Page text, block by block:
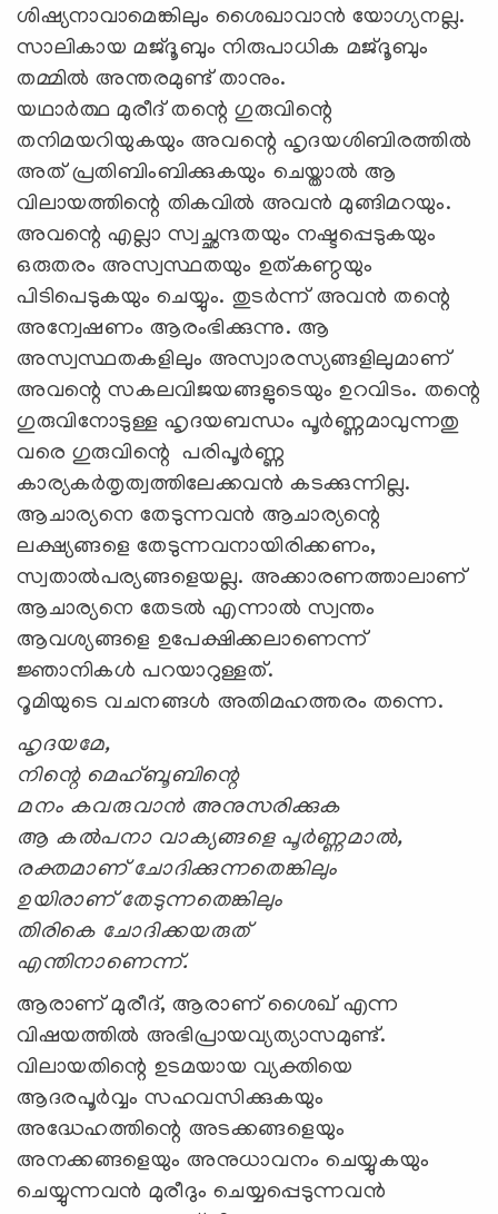
ശിഷ്യനാവാമെങ്കിലും ശൈഖാവാന്‍ യോഗ്യനല്ല.
സാലികായ മജ്ദൂബും നിരുപാധിക മജ്ദൂബും
തമ്മില്‍ അന്തരമുണ്ട് താനും.
യഥാര്‍ത്ഥ മുരീദ് തന്റെ ഗുരുവിന്റെ
തനിമയറിയുകയും അവന്റെ ഹൃദയശിബിരത്തില്‍
അത് പ്രതിബിംബിക്കുകയും ചെയ്താല്‍ ആ
വിലായത്തിന്റെ തികവില്‍ അവന്‍ മുങ്ങിമറയും.
അവന്റെ എല്ലാ സ്വച്ഛന്ദതയും നഷ്ടപ്പെടുകയും
ഒരുതരം അസ്വസ്ഥതയും ഉത്കണ്ഠയും
പിടിപെടുകയും ചെയ്യും. തുടര്‍ന്ന് അവന്‍ തന്റെ
അന്വേഷണം ആരംഭിക്കുന്നു. ആ
അസ്വസ്ഥതകളിലും അസ്വാരസ്യങ്ങളിലുമാണ്
അവന്റെ സകലവിജയങ്ങളുടെയും ഉറവിടം. തന്റെ
ഗുരുവിനോടുള്ള ഹൃദയബന്ധം പൂര്‍ണ്ണമാവുന്നതു
വരെ ഗുരുവിന്റെ പരിപൂര്‍ണ്ണ
കാര്യകര്‍തൃത്വത്തിലേക്കവന്‍ കടക്കുന്നില്ല.
ആചാര്യനെ തേടുന്നവന്‍ ആചാര്യന്റെ
ലക്ഷ്യങ്ങളെ തേടുന്നവനായിരിക്കണം,
സ്വതാല്‍പര്യങ്ങളെയല്ല. അക്കാരണത്താലാണ്
ആചാര്യനെ തേടല്‍ എന്നാല്‍ സ്വന്തം
ആവശ്യങ്ങളെ ഉപേക്ഷിക്കലാണെന്ന്
ജ്ഞാനികള്‍ പറയാറുള്ളത്.
റൂമിയുടെ വചനങ്ങള്‍ അതിമഹത്തരം തന്നെ.
ഹൃദയമേ,
നിന്റെ മെഹ്ബൂബിന്റെ
മനം കവരുവാന്‍ അനുസരിക്കുക
ആ കല്‍പനാ വാക്യങ്ങളെ പൂര്‍ണ്ണമാല്‍,
രക്തമാണ് ചോദിക്കുന്നതെങ്കിലും
ഉയിരാണ് തേടുന്നതെങ്കിലും
തിരികെ ചോദിക്കയരുത്
എന്തിനാണെന്ന്.
ആരാണ് മുരീദ്, ആരാണ് ശൈഖ് എന്ന
വിഷയത്തില്‍ അഭിപ്രായവ്യത്യാസമുണ്ട്.
വിലായതിന്റെ ഉടമയായ വ്യക്തിയെ
ആദരപൂര്‍വ്വം സഹവസിക്കുകയും
അദ്ധേഹത്തിന്റെ അടക്കങ്ങളെയും
അനക്കങ്ങളെയും അനുധാവനം ചെയ്യുകയും
ചെയ്യുന്നവന്‍ മുരീദും ചെയ്യപ്പെടുന്നവന്‍